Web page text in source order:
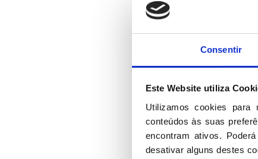
Consentir
Este Website utiliza
Utilizamos cookies para
conteúdos às suas
encontram ativos.
desativar alguns destes
Social
NIPC:516 478
Sede:R. São
Como a
controlada pelo
meramente
consulte as